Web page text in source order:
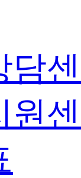
담
원